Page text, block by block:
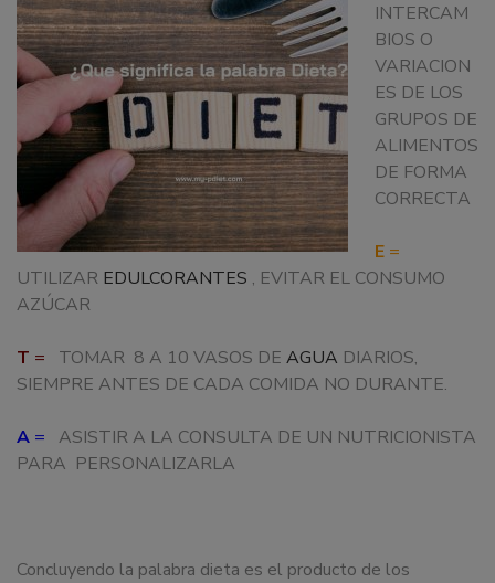
INTERCAM
BIOS O
VARIACION
ES DE LOS
GRUPOS DE
ALIMENTOS
DE FORMA
CORRECTA
E =
UTILIZAR EDULCORANTES , EVITAR EL CONSUMO
AZÚCAR
T = TOMAR 8 A 10 VASOS DE AGUA DIARIOS,
SIEMPRE ANTES DE CADA COMIDA NO DURANTE.
A = ASISTIR A LA CONSULTA DE UN NUTRICIONISTA
PARA PERSONALIZARLA
Concluyendo la palabra dieta es el producto de los